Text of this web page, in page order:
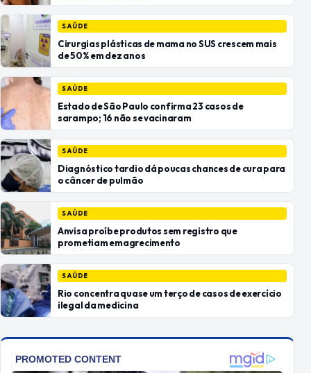
SAÚDE
Cirurgias plásticas de mama no SUS crescem mais
de 50% em dez anos
SAÚDE
Estado de São Paulo confirma 23 casos de
sarampo; 16 não se vacinaram
SAÚDE
Diagnóstico tardio dá poucas chances de cura para
o câncer de pulmão
SAÚDE
Anvisa proíbe produtos sem registro que
prometiam emagrecimento
SAÚDE
Rio concentra quase um terço de casos de exercício
ilegal da medicina